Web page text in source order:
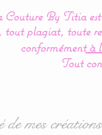
By Titia est
plagiat, toute
conformémentà
Tout
mes